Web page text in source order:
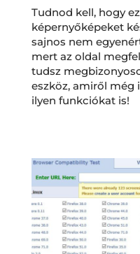
Tudnod kell, hogy
képernyőképeket
sajnos nem
mert az oldal
tudsz
eszköz, amiről még
ilyen funkciókat is!